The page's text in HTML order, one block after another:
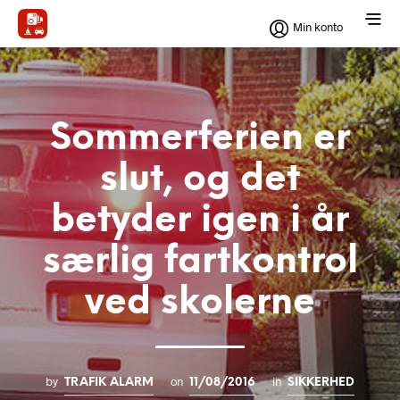
Min konto
Sommerferien er
slut, og det
betyder igen i år
særlig fartkontrol
ved skolerne
by TRAFIK ALARM on 11/08/2016 in SIKKERHED